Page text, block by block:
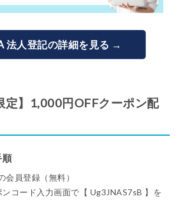
法人登記の詳細を見る →
定】1,000円OFFクーポン配
順
会員登録（無料）
コード入力画面で【 Ug3JNAS7sB 】を